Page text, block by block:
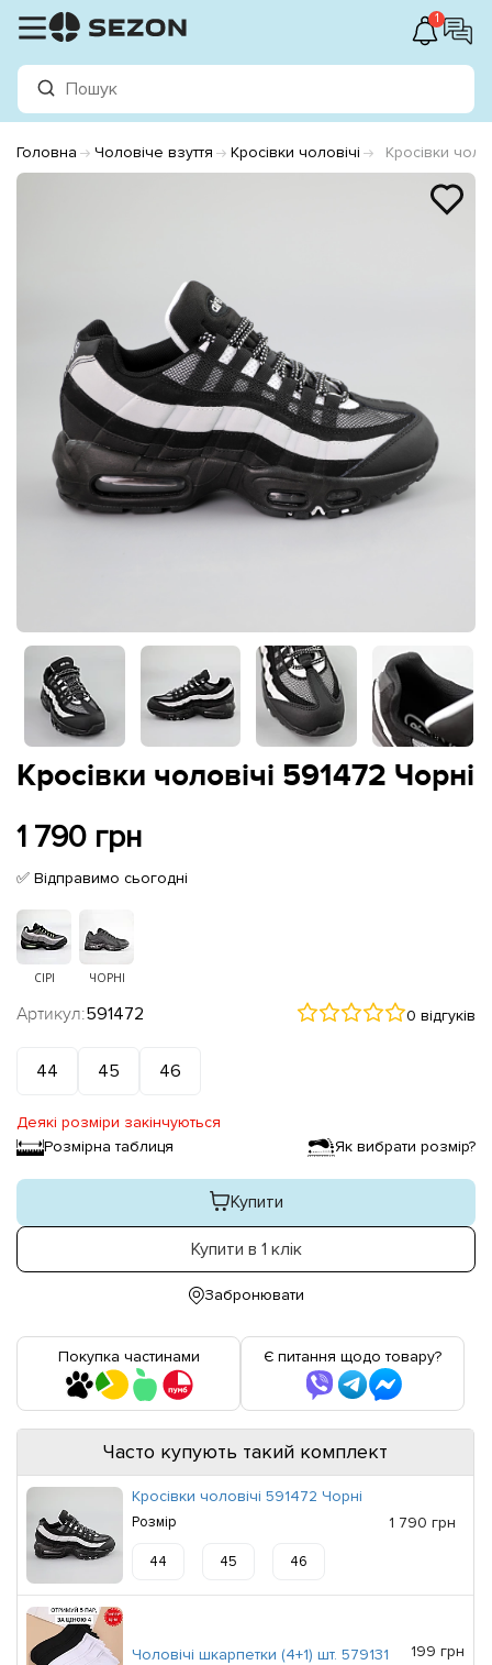
1
Головна Чоловіче взуття Кросівки чоловічі Кросівки
Кросівки чоловічі 591472 Чорні
1 790 грн
✅ Відправимо сьогодні
СІРІ ЧОРНІ
Артикул:591472 0 відгуків
44 45 46
Деякі розміри закінчуються
Розмірна таблиця
Як вибрати розмір?
Купити
Купити в 1 клік
Забронювати
Покупка частинами Є питання щодо товару?
Часто купують такий комплект
Кросівки чоловічі 591472 Чорні
Розмір 1 790 грн
44 45 46
Чоловічі шкарпетки (4+1) шт. 579131 199 грн